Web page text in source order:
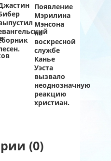
Появление
Мэрилина
Мэнсона
на
воскресной
службе
Канье
Уэста
вызвало
неоднозначную
реакцию
христиан.
(0)